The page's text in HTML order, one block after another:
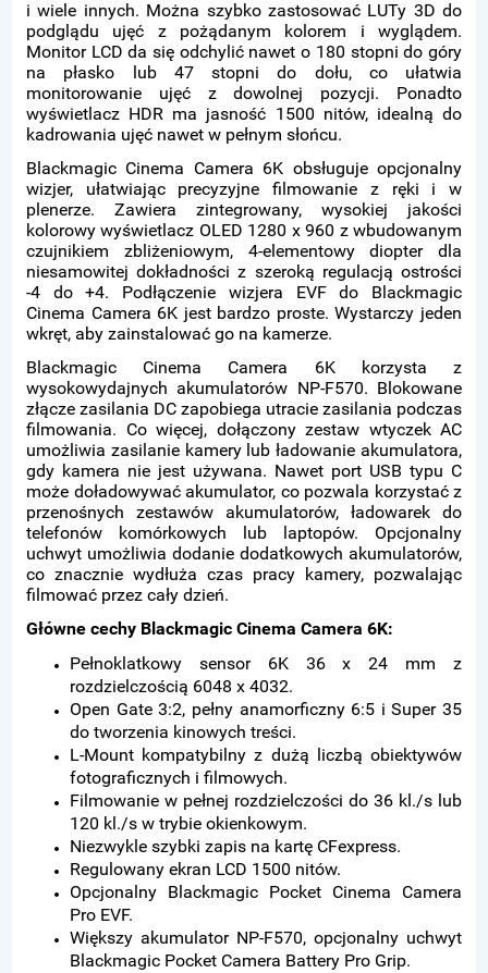
i wiele innych. Można szybko zastosować LUTy 3D do
podglądu ujęć z pożądanym kolorem i wyglądem.
Monitor LCD da się odchylić nawet o 180 stopni do góry
na płasko lub 47 stopni do dołu, co ułatwia
monitorowanie ujęć z dowolnej pozycji. Ponadto
wyświetlacz HDR ma jasność 1500 nitów, idealną do
kadrowania ujęć nawet w pełnym słońcu.
Blackmagic Cinema Camera 6K obsługuje opcjonalny
wizjer, ułatwiając precyzyjne filmowanie z ręki i w
plenerze. Zawiera zintegrowany, wysokiej jakości
kolorowy wyświetlacz OLED 1280 x 960 z wbudowanym
czujnikiem zbliżeniowym, 4-elementowy diopter dla
niesamowitej dokładności z szeroką regulacją ostrości
-4 do +4. Podłączenie wizjera EVF do Blackmagic
Cinema Camera 6K jest bardzo proste. Wystarczy jeden
wkręt, aby zainstalować go na kamerze.
Blackmagic Cinema Camera 6K korzysta z
wysokowydajnych akumulatorów NP-F570. Blokowane
złącze zasilania DC zapobiega utracie zasilania podczas
filmowania. Co więcej, dołączony zestaw wtyczek AC
umożliwia zasilanie kamery lub ładowanie akumulatora,
gdy kamera nie jest używana. Nawet port USB typu C
może doładowywać akumulator, co pozwala korzystać z
przenośnych zestawów akumulatorów, ładowarek do
telefonów komórkowych lub laptopów. Opcjonalny
uchwyt umożliwia dodanie dodatkowych akumulatorów,
co znacznie wydłuża czas pracy kamery, pozwalając
filmować przez cały dzień.
Główne cechy Blackmagic Cinema Camera 6K:
Pełnoklatkowy sensor 6K 36 x 24 mm z
rozdzielczością 6048 x 4032.
Open Gate 3:2, pełny anamorficzny 6:5 i Super 35
do tworzenia kinowych treści.
L-Mount kompatybilny z dużą liczbą obiektywów
fotograficznych i filmowych.
Filmowanie w pełnej rozdzielczości do 36 kl./s lub
120 kl./s w trybie okienkowym.
Niezwykle szybki zapis na kartę CFexpress.
Regulowany ekran LCD 1500 nitów.
Opcjonalny Blackmagic Pocket Cinema Camera
Pro EVF.
Większy akumulator NP-F570, opcjonalny uchwyt
Blackmagic Pocket Camera Battery Pro Grip.